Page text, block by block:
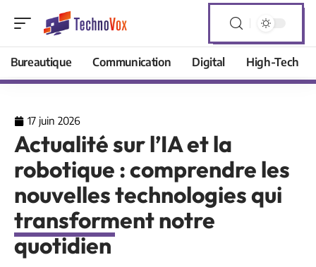
Bureautique Communication Digital High-Tech
17 juin 2026
Actualité sur l’IA et la
robotique : comprendre les
nouvelles technologies qui
transforment notre
quotidien